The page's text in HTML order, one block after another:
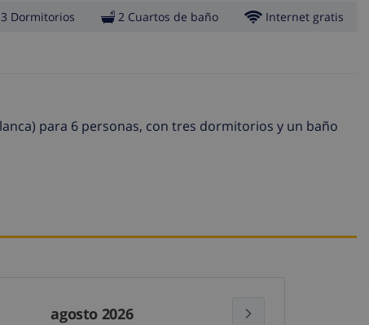
3 Dormitorios 2 Cuartos de baño Internet gratis
para 6 personas, con tres dormitorios y un baño
agosto 2026